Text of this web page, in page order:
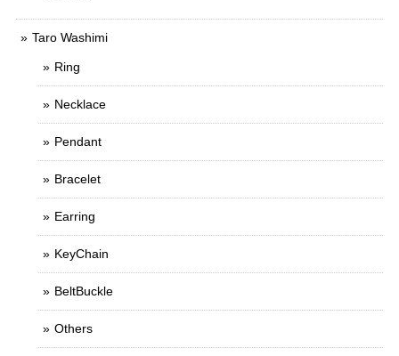
Taro Washimi
Ring
Necklace
Pendant
Bracelet
Earring
KeyChain
BeltBuckle
Others